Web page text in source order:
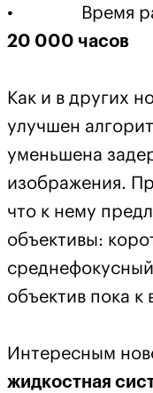
• Время
20 000 часов
Как и в других
улучшен
уменьшена
изображения.
что к нему
объективы:
объектив пока к
Интересным
жидкостная